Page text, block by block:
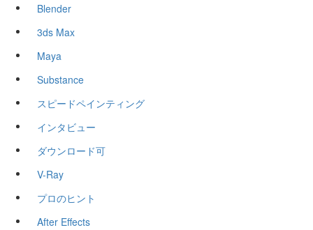
Blender
3ds Max
Maya
Substance
スピードペインティング
インタビュー
ダウンロード可
V-Ray
プロのヒント
After Effects